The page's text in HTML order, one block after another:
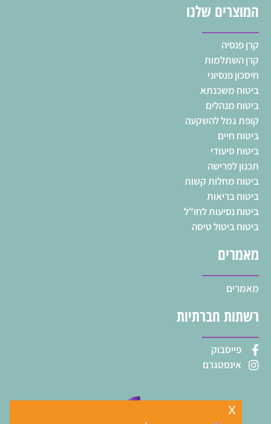
x
המוצרים שלנו
קרן פנסיה
קרן השתלמות
חיסכון פנסיוני
ביטוח משכנתא
ביטוח מנהלים
קופת גמל להשקעה
ביטוח חיים
ביטוח סיעודי
תכנון לפרישה
ביטוח מחלות קשות
ביטוח בריאות
ביטוח נסיעות לחו"ל
ביטוח ביטול טיסה
מאמרים
מאמרים
רשתות חברתיות
פייסבוק
אינסטגרם